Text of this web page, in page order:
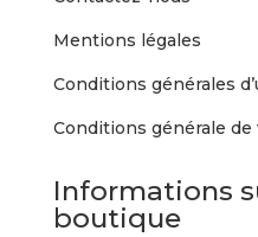
Mentions légales
Conditions générales
Conditions générale de
Informations
boutique